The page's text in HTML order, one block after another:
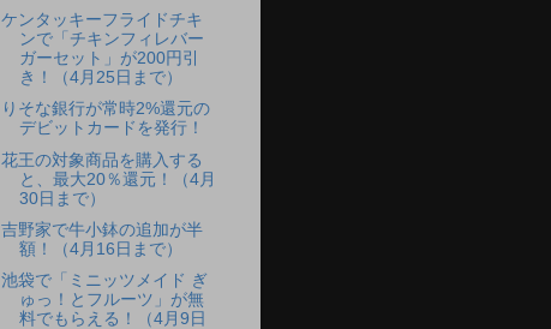
ケンタッキーフライドチキ
ンで「チキンフィレバー
ガーセット」が200円引
き！（4月25日まで）
りそな銀行が常時2%還元の
デビットカードを発行！
花王の対象商品を購入する
と、最大20％還元！（4月
30日まで）
吉野家で牛小鉢の追加が半
額！（4月16日まで）
池袋で「ミニッツメイド ぎ
ゅっ！とフルーツ」が無
料でもらえる！（4月9日